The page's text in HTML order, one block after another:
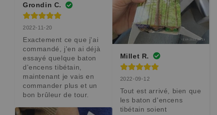
Grondin C.
2022-11-20
Exactement ce que j'ai
commandé, j'en ai déjà
essayé quelque baton
d'encens tibétain,
maintenant je vais en
commander plus et un
bon brûleur de tour.
Millet R.
2022-09-12
Tout est arrivé, bien que
les baton d'encens
tibétain soient